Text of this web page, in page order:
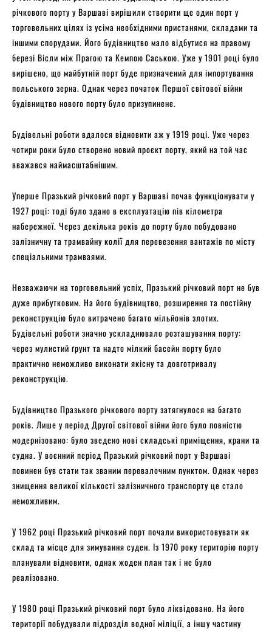
річкового порту у Варшаві вирішили створити ще один порт у
торговельних цілях із усіма необхідними пристанями, складами та
іншими спорудами. Його будівництво мало відбутися на правому
березі Вісли між Прагою та Кемпою Саською. Уже у 1901 році було
вирішено, що майбутній порт буде призначений для імпортування
польського зерна. Однак через початок Першої світової війни
будівництво нового порту було призупинене.
Будівельні роботи вдалося відновити аж у 1919 році. Уже через
чотири роки було створено новий проєкт порту, який на той час
вважався наймасштабнішим.
Уперше Празький річковий порт у Варшаві почав функціонувати у
1927 році: тоді було здано в експлуатацію пів кілометра
набережної. Через декілька років до порту було побудовано
залізничну та трамвайну колії для перевезення вантажів по місту
спеціальними трамваями.
Незважаючи на торговельний успіх, Празький річковий порт не був
дуже прибутковим. На його будівництво, розширення та постійну
реконструкцію було витрачено багато мільйонів злотих.
Будівельні роботи значно ускладнювало розташування порту:
через мулистий ґрунт та надто мілкий басейн порту було
практично неможливо виконати якісну та довготривалу
реконструкцію.
Будівництво Празького річкового порту затягнулося на багато
років. Лише у період Другої світової війни його було повністю
модернізовано: було зведено нові складські приміщення, крани та
судна. У воєнний період Празький річковий порт у Варшаві
повинен був стати так званим перевалочним пунктом. Однак через
знищення великої кількості залізничного транспорту це стало
неможливим.
У 1962 році Празький річковий порт почали використовувати як
склад та місце для зимування суден. Із 1970 року територію порту
планували відновити, однак жоден план так і не було
реалізовано.
У 1980 році Празький річковий порт було ліквідовано. На його
території побудували підрозділ водної міліції, а іншу частину